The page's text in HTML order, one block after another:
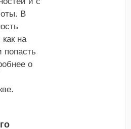
В
на
попасть
о